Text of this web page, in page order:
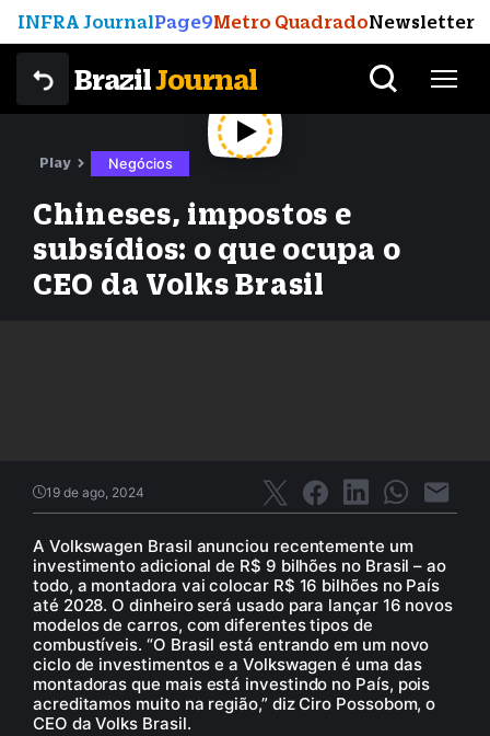
INFRA JournalPage9Metro QuadradoNewsletter
BrazilJournal
Play Negócios
Chineses, impostos e
subsídios: o que ocupa o
CEO da Volks Brasil
19 de ago, 2024
A Volkswagen Brasil anunciou recentemente um
investimento adicional de R$ 9 bilhões no Brasil – ao
todo, a montadora vai colocar R$ 16 bilhões no País
até 2028. O dinheiro será usado para lançar 16 novos
modelos de carros, com diferentes tipos de
combustíveis. “O Brasil está entrando em um novo
ciclo de investimentos e a Volkswagen é uma das
montadoras que mais está investindo no País, pois
acreditamos muito na região,” diz Ciro Possobom, o
CEO da Volks Brasil.